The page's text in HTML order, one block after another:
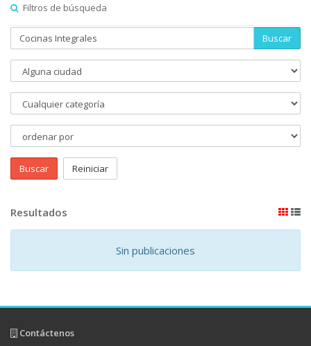
Filtros de búsqueda
Buscar
Buscar Reiniciar
Resultados
Sin publicaciones
Contáctenos